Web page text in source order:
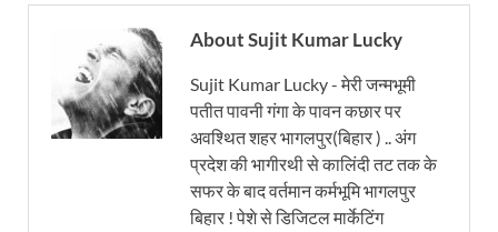
About Sujit Kumar Lucky
Sujit Kumar Lucky - मेरी जन्मभूमी
पतीत पावनी गंगा के पावन कछार पर
अवश्थित शहर भागलपुर(बिहार ) .. अंग
प्रदेश की भागीरथी से कालिंदी तट तक के
सफर के बाद वर्तमान कर्मभूमि भागलपुर
बिहार ! पेशे से डिजिटल मार्केटिंग